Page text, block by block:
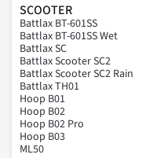
SCOOTER
Battlax BT-601SS
Battlax BT-601SS Wet
Battlax SC
Battlax Scooter SC2
Battlax Scooter SC2 Rain
Battlax TH01
Hoop B01
Hoop B02
Hoop B02 Pro
Hoop B03
ML50